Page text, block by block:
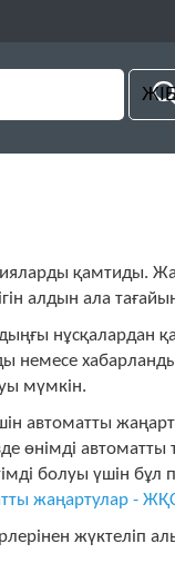
қамтиды.
алдын ала
нұсқалардан
немесе
мүмкін.
автоматты
өнімді автоматты
болуы үшін бұл
жаңартулар -
жүктеліп